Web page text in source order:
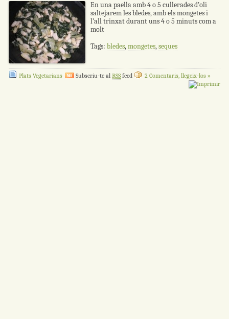
En una paella amb 4 o 5 cullerades d’oli
saltejarem les bledes, amb els mongetes i
l’all trinxat durant uns 4 o 5 minuts com a
molt
Tags: bledes,mongetes,seques
Plats Vegetarians Subscriu-te al RSSfeed 2 Comentaris, llegeix-los »